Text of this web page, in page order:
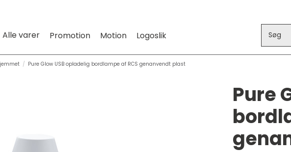
Alle varer Promotion Motion Logoslik
Pure Glow USB opladelig bordlampe af RCS genanvendt plast
Pure